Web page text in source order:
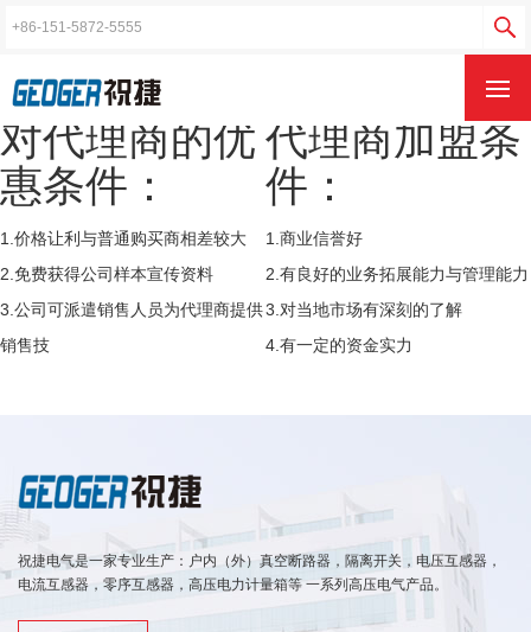
代理招商
联系我们 关于我们
对代理商的优
惠条件：
1.价格让利与普通购买商相差较大
2.免费获得公司样本宣传资料
3.公司可派遣销售人员为代理商提供
销售技
代理商加盟条
件：
1.商业信誉好
2.有良好的业务拓展能力与管理能力
3.对当地市场有深刻的了解
4.有一定的资金实力
祝捷电气是一家专业生产：户内（外）真空断路器，隔离开关，电压互感器，
电流互感器，零序互感器，高压电力计量箱等 一系列高压电气产品。